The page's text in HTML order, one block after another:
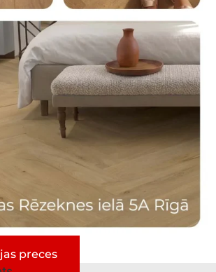
preces